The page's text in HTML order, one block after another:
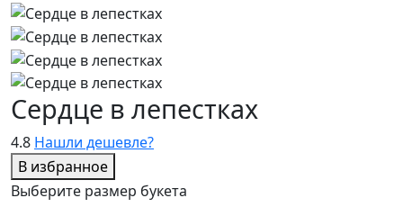
4.8 Нашли дешевле?
В избранное
Сердце в лепестках
Выберите размер букета